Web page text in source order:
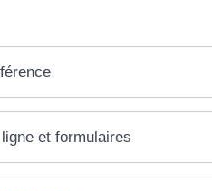
et formulaires